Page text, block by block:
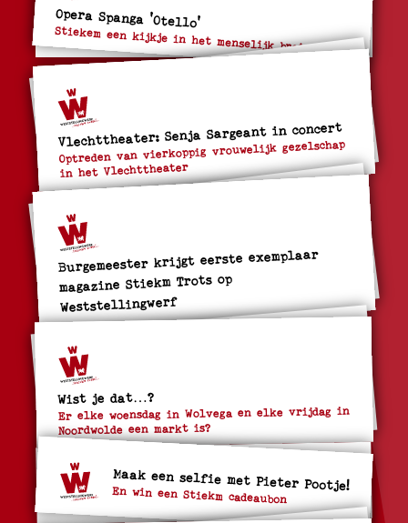
Opera Spanga 'Otello'
Stiekem een kijkje in het menselijk brein
Vlechttheater: Senja Sargeant in concert
Optreden van vierkoppig vrouwelijk gezelschap
in het Vlechttheater
Burgemeester krijgt eerste exemplaar
magazine Stiekm Trots op
Weststellingwerf
Wist je dat…?
Er elke woensdag in Wolvega en elke vrijdag in
Noordwolde een markt is?
Maak een selfie met Pieter Pootje!
En win een Stiekm cadeaubon